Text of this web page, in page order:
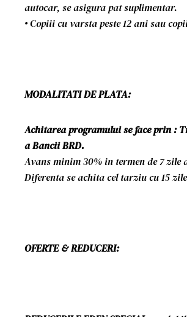
autocar, se asigura pat suplimentar.
• Copiii cu varsta peste 12 ani sau
MODALITATI DE PLATA:
Achitarea programului se face prin :
a Bancii BRD.
Avans minim 30% in termen de 7
Diferenta se achita cel tarziu cu 15
OFERTE & REDUCERI: